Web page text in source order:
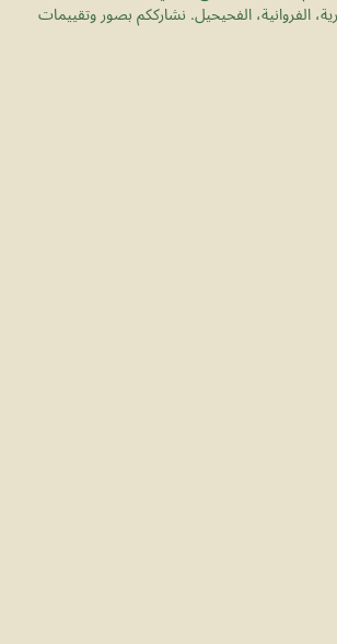
الفروانية، الفحيحيل. نشارككم بصور وتقييمات